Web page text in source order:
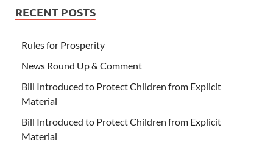
RECENT POSTS
Rules for Prosperity
News Round Up & Comment
Bill Introduced to Protect Children from Explicit
Material
Bill Introduced to Protect Children from Explicit
Material